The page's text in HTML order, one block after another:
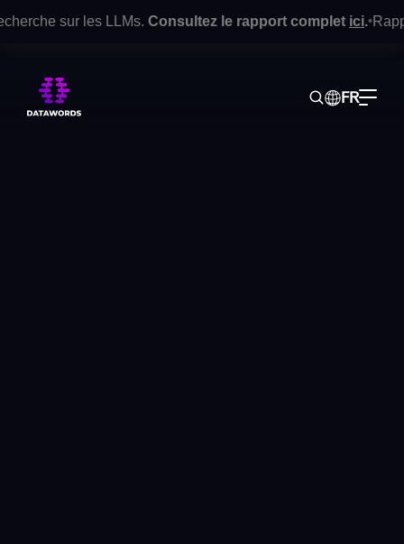
sur les LLMs.Consultez le rapport completici.•
FR